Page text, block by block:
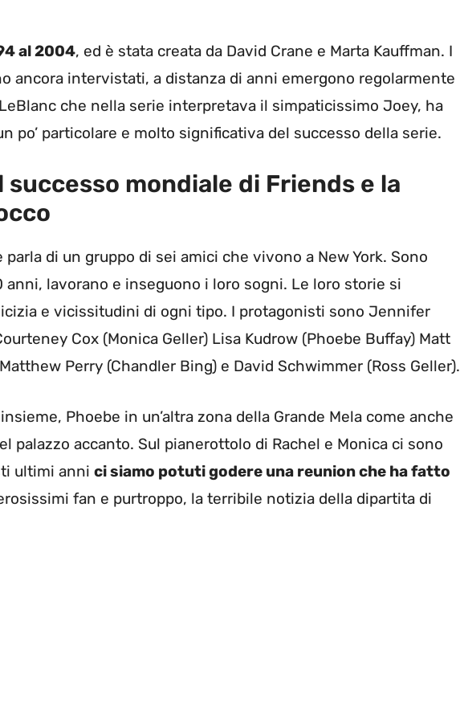
al 2004, ed è stata creata da David Crane e Marta Kauffman. I
ancora intervistati, a distanza di anni emergono regolarmente
che nella serie interpretava il simpaticissimo Joey, ha
po’ particolare e molto significativa del successo della serie.
successo mondiale di Friends e la
parla di un gruppo di sei amici che vivono a New York. Sono
lavorano e inseguono i loro sogni. Le loro storie si
e vicissitudini di ogni tipo. I protagonisti sono Jennifer
Cox (Monica Geller) Lisa Kudrow (Phoebe Buffay) Matt
Perry (Chandler Bing) e David Schwimmer (Ross Geller).
Phoebe in un’altra zona della Grande Mela come anche
palazzo accanto. Sul pianerottolo di Rachel e Monica ci sono
ultimi anni ci siamo potuti godere una reunion che ha fatto
fan e purtroppo, la terribile notizia della dipartita di